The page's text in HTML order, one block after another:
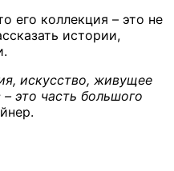
его коллекция – это не
истории,
искусство, живущее
это часть большого